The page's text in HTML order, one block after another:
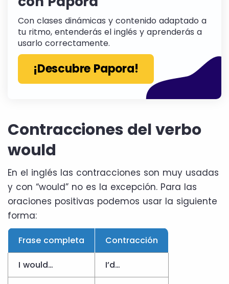
Con clases dinámicas y contenido adaptado a
tu ritmo, entenderás el inglés y aprenderás a
usarlo correctamente.
¡Descubre Papora!
Contracciones del verbo
would
En el inglés las contracciones son muy usadas
y con “would” no es la excepción. Para las
oraciones positivas podemos usar la siguiente
forma:
Frase completa Contracción
I would… I’d…